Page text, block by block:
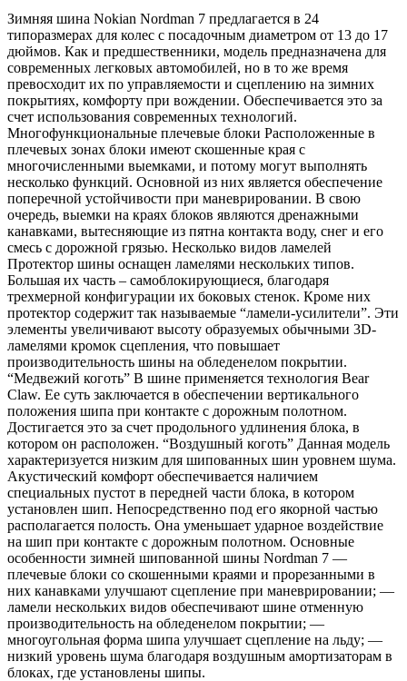
Зимняя шина Nokian Nordman 7 предлагается в 24
типоразмерах для колес с посадочным диаметром от 13 до 17
дюймов. Как и предшественники, модель предназначена для
современных легковых автомобилей, но в то же время
превосходит их по управляемости и сцеплению на зимних
покрытиях, комфорту при вождении. Обеспечивается это за
счет использования современных технологий.
Многофункциональные плечевые блоки Расположенные в
плечевых зонах блоки имеют скошенные края с
многочисленными выемками, и потому могут выполнять
несколько функций. Основной из них является обеспечение
поперечной устойчивости при маневрировании. В свою
очередь, выемки на краях блоков являются дренажными
канавками, вытесняющие из пятна контакта воду, снег и его
смесь с дорожной грязью. Несколько видов ламелей
Протектор шины оснащен ламелями нескольких типов.
Большая их часть – самоблокирующиеся, благодаря
трехмерной конфигурации их боковых стенок. Кроме них
протектор содержит так называемые “ламели-усилители”. Эти
элементы увеличивают высоту образуемых обычными 3D-
ламелями кромок сцепления, что повышает
производительность шины на обледенелом покрытии.
“Медвежий коготь” В шине применяется технология Bear
Claw. Ее суть заключается в обеспечении вертикального
положения шипа при контакте с дорожным полотном.
Достигается это за счет продольного удлинения блока, в
котором он расположен. “Воздушный коготь” Данная модель
характеризуется низким для шипованных шин уровнем шума.
Акустический комфорт обеспечивается наличием
специальных пустот в передней части блока, в котором
установлен шип. Непосредственно под его якорной частью
располагается полость. Она уменьшает ударное воздействие
на шип при контакте с дорожным полотном. Основные
особенности зимней шипованной шины Nordman 7 —
плечевые блоки со скошенными краями и прорезанными в
них канавками улучшают сцепление при маневрировании; —
ламели нескольких видов обеспечивают шине отменную
производительность на обледенелом покрытии; —
многоугольная форма шипа улучшает сцепление на льду; —
низкий уровень шума благодаря воздушным амортизаторам в
блоках, где установлены шипы.